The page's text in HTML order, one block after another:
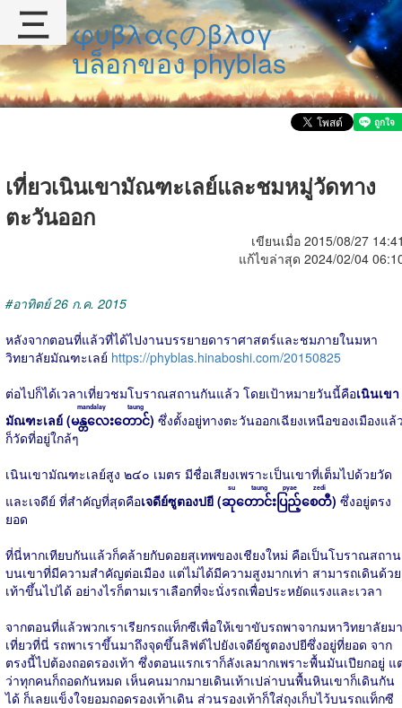
φυβλαςのβλογ
บล็อกของ phyblas
เที่ยวเนินเขามัณฑะเลย์และชมหมู่วัดทาง
ตะวันออก
เขียนเมื่อ 2015/08/27
แก้ไขล่าสุด 2024/02/04
#อาทิตย์ 26 ก.ค. 2015
หลังจากตอนที่แล้วที่ได้ไปงานบรรยายดาราศาสตร์และชมภายในมหา
วิทยาลัยมัณฑะเลย์ https://phyblas.hinaboshi.com/20150825
ต่อไปก็ได้เวลาเที่ยวชมโบราณสถานกันแล้ว โดยเป้าหมายวันนี้คือเนินเขา
มัณฑะเลย์ (မန္တလေးတောင်
mandalay taung
) ซึ่งตั้งอยู่ทางตะวันออกเฉียงเหนือของเมืองแล้
ก็วัดที่อยู่ใกล้ๆ
เนินเขามัณฑะเลย์สูง ๒๔๐ เมตร มีชื่อเสียงเพราะเป็นเขาที่เต็มไปด้วยวัด
และเจดีย์ ที่สำคัญที่สุดคือเจดีย์ซูตองปยี (ဆုတောင်းပြည့်စေတီ
su taung pyae zedi
) ซึ่งอยู่ตรง
ยอด
ที่นี่หากเทียบกันแล้วก็คล้ายกับดอยสุเทพของเชียงใหม่ คือเป็นโบราณสถาน
บนเขาที่มีความสำคัญต่อเมือง แต่ไม่ได้มีความสูงมากเท่า สามารถเดินด้วย
เท้าขึ้นไปได้ อย่างไรก็ตามเราเลือกที่จะนั่งรถเพื่อประหยัดแรงและเวลา
จากตอนที่แล้วพวกเราเรียกรถแท็กซีเพื่อให้เขาขับรถพาจากมหาวิทยาลัยมา
เที่ยวที่นี่ รถพาเราขึ้นมาถึงจุดขึ้นลิฟต์ไปยังเจดีย์ซูตองปยีซึ่งอยู่ที่ยอด จาก
ตรงนี้ไปต้องถอดรองเท้า ซึ่งตอนแรกเราก็ลังเลมากเพราะพื้นมันเปียกอยู่ แ
ว่าทุกคนก็ถอดกันหมด เห็นคนมากมายเดินเท้าเปล่าบนพื้นหินเขาก็เดินกัน
ได้ ก็เลยแข็งใจยอมถอดรองเท้าเดิน ส่วนรองเท้าก็ใส่ถุงเก็บไว้บนรถแท็กซี
三